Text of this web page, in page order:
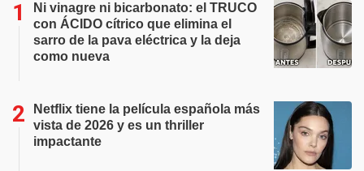
Ni vinagre ni bicarbonato: el TRUCO
con ÁCIDO cítrico que elimina el
sarro de la pava eléctrica y la deja
como nueva
Netflix tiene la película española más
vista de 2026 y es un thriller
impactante